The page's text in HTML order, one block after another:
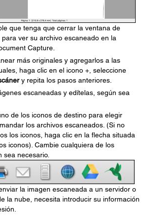
que tenga que cerrar la ventana de
para ver su archivo escaneado en la
Capture.
más originales y agregarlos a las
haga clic en el icono +, seleccione
y repita los pasos anteriores.
escaneadas y edítelas, según sea
de los iconos de destino para elegir
los archivos escaneados. (Si no
los iconos, haga clic en la flecha situada
iconos). Cambie cualquiera de los
sea necesario.
la imagen escaneada a un servidor o
la nube, necesita introducir su información